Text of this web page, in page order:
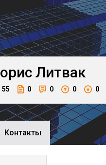
Литвак
55 0 0 0 0
Контакты